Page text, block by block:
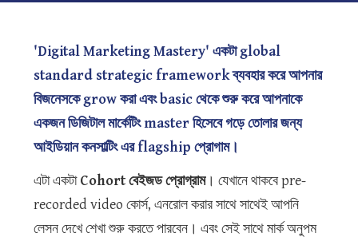
'Digital Marketing Mastery' একটা global
standard strategic framework ব্যবহার করে আপনার
বিজনেসকে grow করা এবং basic থেকে শুরু করে আপনাকে
একজন ডিজিটাল মার্কেটিং master হিসেবে গড়ে তোলার জন্য
আইডিয়ান কনসাল্টিং এর flagship প্রোগাম।
এটা একটাCohort বেইজড প্রোগ্রাম। যেখানে থাকবে pre-
recorded video কোর্স, এনরোল করার সাথে সাথেই আপনি
লেসন দেখে শেখা শুরু করতে পারবেন। এবং সেই সাথে মার্ক অনুপম